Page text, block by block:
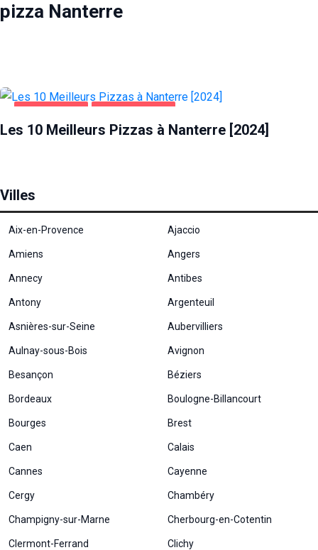
pizza Nanterre
ALIMENTATION PIZZA NANTERRE
Les 10 Meilleurs Pizzas à Nanterre [2024]
Villes
Aix-en-Provence Ajaccio
Amiens Angers
Annecy Antibes
Antony Argenteuil
Asnières-sur-Seine Aubervilliers
Aulnay-sous-Bois Avignon
Besançon Béziers
Bordeaux Boulogne-Billancourt
Bourges Brest
Caen Calais
Cannes Cayenne
Cergy Chambéry
Champigny-sur-Marne Cherbourg-en-Cotentin
Clermont-Ferrand Clichy